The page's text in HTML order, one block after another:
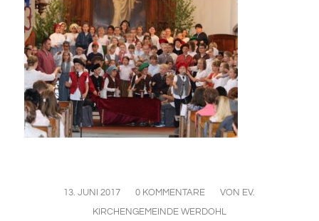
13. JUNI 2017
/ 0 KOMMENTARE
/ VON EV.
KIRCHENGEMEINDE WERDOHL